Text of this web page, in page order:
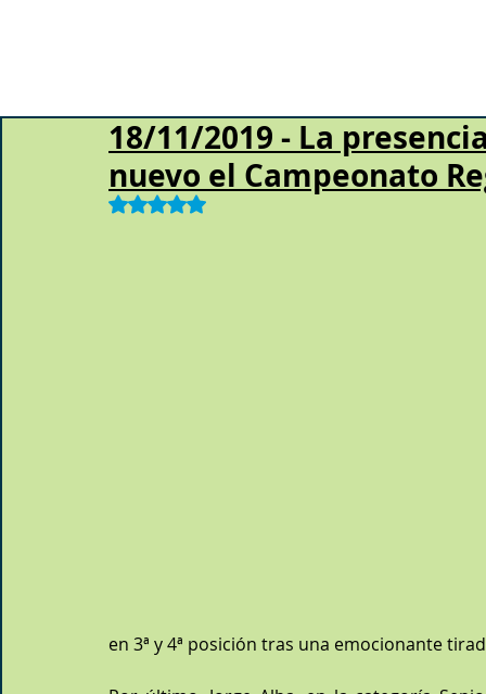
18/11/2019 - La
nuevo el Campeonato
Obtuvo NaN de 5 estrellas.
en 3ª y 4ª posición tras una emocionante